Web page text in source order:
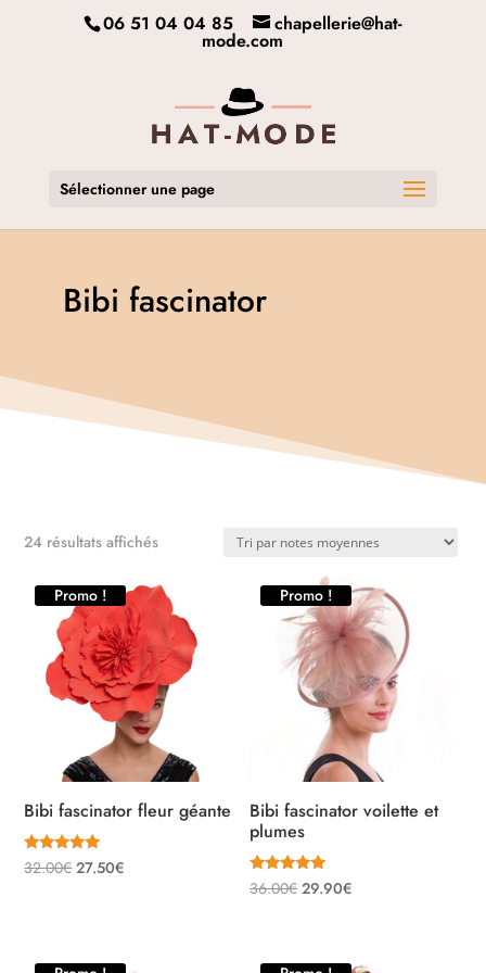
06 51 04 04 85 chapellerie@hat-
mode.com
Sélectionner une page
Bibi fascinator
24 résultats affichésTrié
note
moyenne
Promo !
Bibi fascinator fleur géante
Note
5.00
32.00€Le
27.50€
Promo !
Bibi fascinator voilette et
plumes
Note
5.00
36.00€ Le
29.90€Le